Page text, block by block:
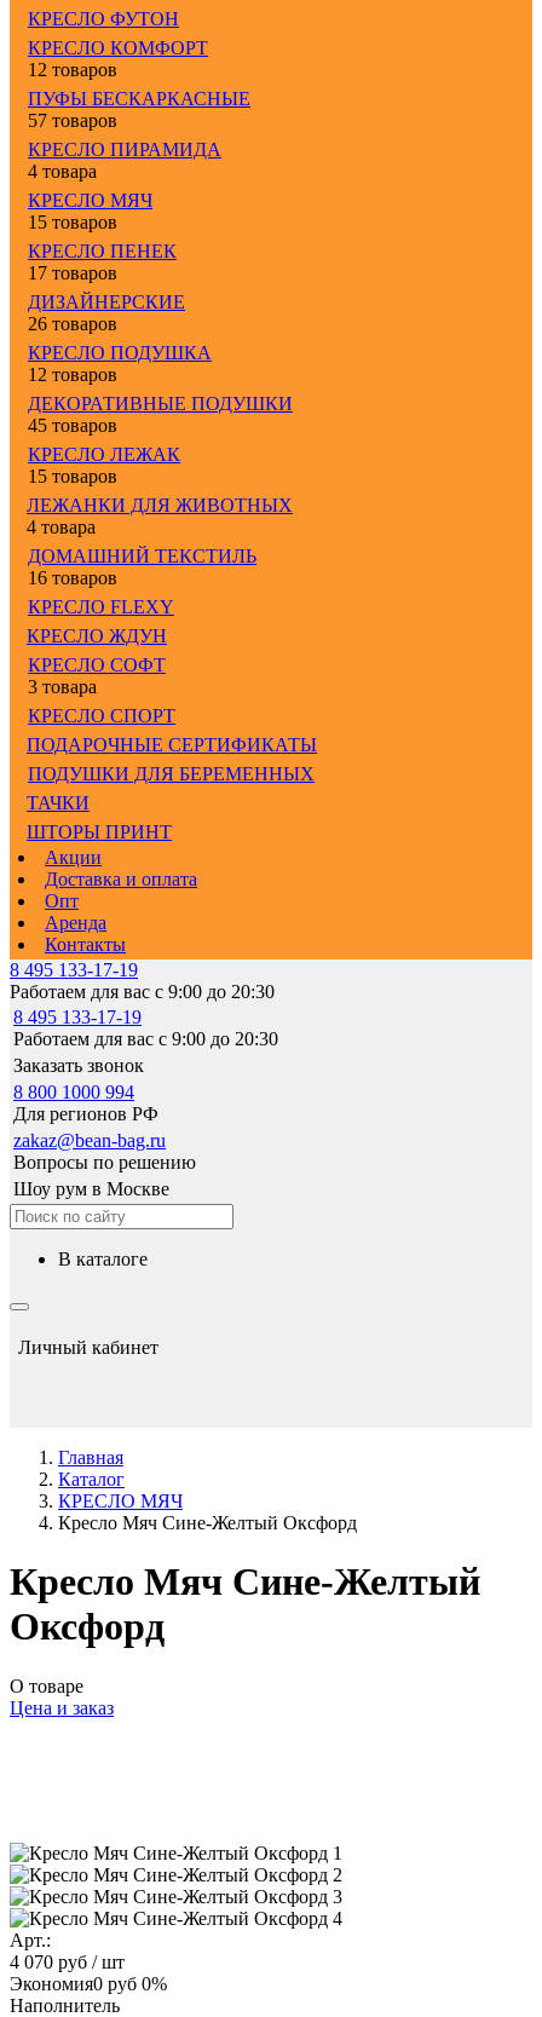
КРЕСЛО ФУТОН
КРЕСЛО КОМФОРТ
12 товаров
ПУФЫ БЕСКАРКАСНЫЕ
57 товаров
КРЕСЛО ПИРАМИДА
4 товара
КРЕСЛО МЯЧ
15 товаров
КРЕСЛО ПЕНЕК
17 товаров
ДИЗАЙНЕРСКИЕ
26 товаров
КРЕСЛО ПОДУШКА
12 товаров
ДЕКОРАТИВНЫЕ ПОДУШКИ
45 товаров
КРЕСЛО ЛЕЖАК
15 товаров
ЛЕЖАНКИ ДЛЯ ЖИВОТНЫХ
4 товара
ДОМАШНИЙ ТЕКСТИЛЬ
16 товаров
КРЕСЛО FLEXY
КРЕСЛО ЖДУН
КРЕСЛО СОФТ
3 товара
КРЕСЛО СПОРТ
ПОДАРОЧНЫЕ СЕРТИФИКАТЫ
ПОДУШКИ ДЛЯ БЕРЕМЕННЫХ
ТАЧКИ
ШТОРЫ ПРИНТ
Акции
Доставка и оплата
Опт
Аренда
Контакты
8 495 133-17-19
Работаем для вас с 9:00 до 20:30
8 495 133-17-19
Работаем для вас с 9:00 до 20:30
Заказать звонок
8 800 1000 994
Для регионов РФ
zakaz@bean-bag.ru
Вопросы по решению
Шоу рум в Москве
в каталоге
Личный кабинет
Главная
Каталог
КРЕСЛО МЯЧ
Кресло Мяч Сине-Желтый Оксфорд
Кресло Мяч Сине-Желтый
Оксфорд
О товаре
Цена и заказ
Арт.:
4 070 руб / шт
Экономия0 руб 0%
Наполнитель